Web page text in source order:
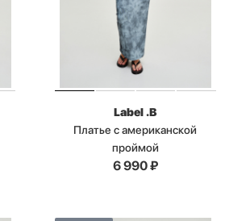
Label .B
Платье с американской
проймой
6 990₽